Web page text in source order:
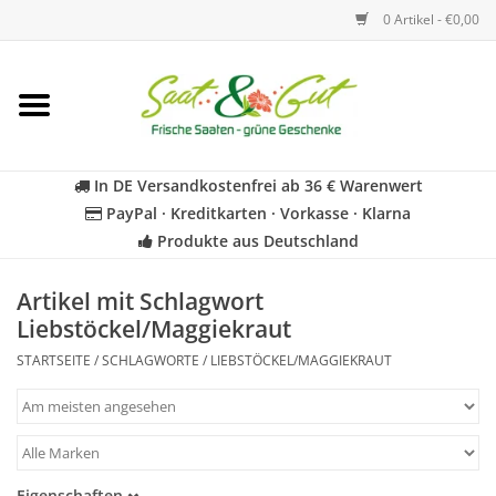
0 Artikel - €0,00
Startseite
Kräuter
BIO
Für Kinder
In DE Versandkostenfrei ab 36 € Warenwert
PayPal · Kreditkarten · Vorkasse · Klarna
Produkte aus Deutschland
Artikel mit Schlagwort
Liebstöckel/Maggiekraut
STARTSEITE /SCHLAGWORTE / LIEBSTÖCKEL/MAGGIEKRAUT